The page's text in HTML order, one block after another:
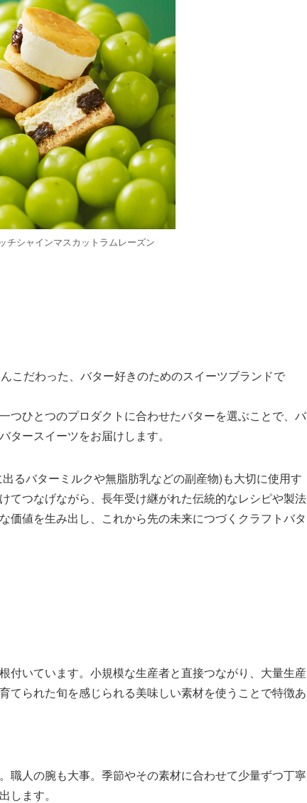
チシャインマスカットラムレーズン
こだわった、バター好きのためのスイーツブランドで
つひとつのプロダクトに合わせたバターを選ぶことで、バ
タースイーツをお届けします。
るバターミルクや無脂肪乳などの副産物)も大切に使用す
てつなげながら、長年受け継がれた伝統的なレシピや製法
価値を生み出し、これから先の未来につづくクラフトバタ
付いています。小規模な生産者と直接つながり、大量生産
てられた旬を感じられる美味しい素材を使うことで特徴あ
職人の腕も大事。季節やその素材に合わせて少量ずつ丁寧
します。